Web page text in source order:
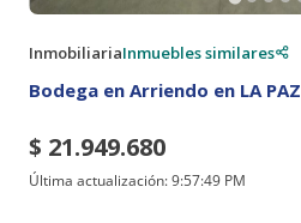
InmobiliariaInmuebles similares
Bodega en Arriendo en LA PAZ
$ 21.949.680
Última actualización:9:57:49 PM